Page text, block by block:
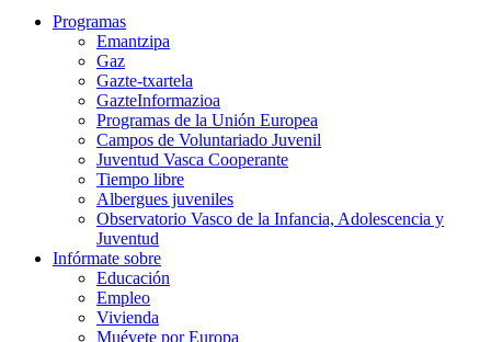
Programas
Emantzipa
Gaz
Gazte-txartela
GazteInformazioa
Programas de la Unión Europea
Campos de Voluntariado Juvenil
Juventud Vasca Cooperante
Tiempo libre
Albergues juveniles
Observatorio Vasco de la Infancia, Adolescencia y
Juventud
Infórmate sobre
Educación
Empleo
Vivienda
Muévete por Europa